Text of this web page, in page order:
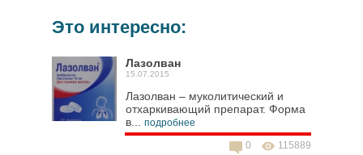
Это интересно:
Лазолван
15.07.2015
Лазолван – муколитический и
отхаркивающий препарат. Форма
в... подробнее
115889
0